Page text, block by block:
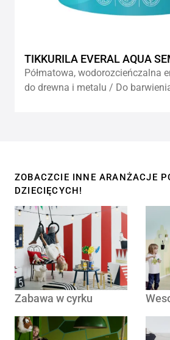
TIKKURILA EVERAL AQUA
Półmatowa, wodorozcieńczalna
do drewna i metalu / Do
ZOBACZCIE INNE ARANŻACJE
DZIECIĘCYCH!
Zabawa w cyrku